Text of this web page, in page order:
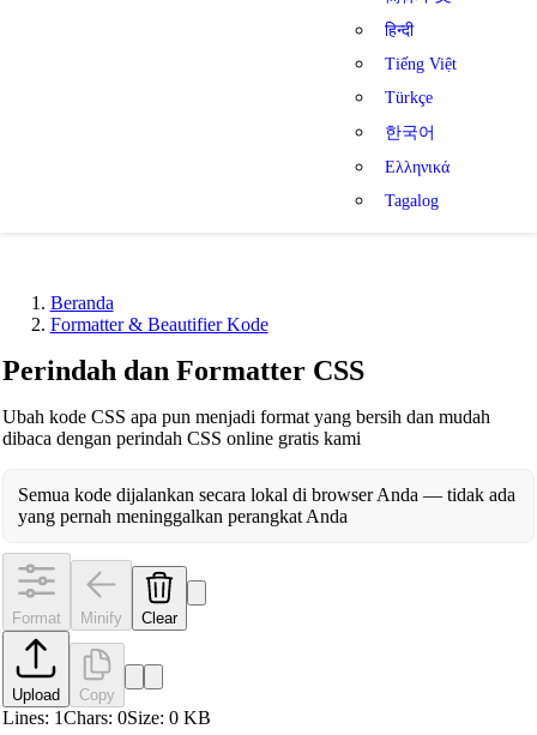
हिन्दी
Tiếng Việt
Türkçe
한국어
Ελληνικά
Tagalog
Beranda
Formatter & Beautifier Kode
Perindah dan Formatter CSS
Ubah kode CSS apa pun menjadi format yang bersih dan mudah
dibaca dengan perindah CSS online gratis kami
Semua kode dijalankan secara lokal di browser Anda — tidak ada
yang pernah meninggalkan perangkat Anda
Format Minify Clear
Upload Copy
Lines: 1Chars: 0Size: 0KB